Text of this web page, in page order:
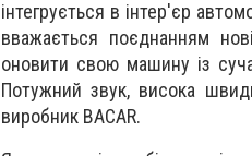
інтегрується в інтер'єр
вважається поєднанням
оновити свою машину із
Потужний звук, висока
виробник BACAR.